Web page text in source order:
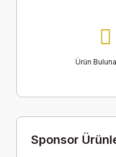
Ürün
Sponsor